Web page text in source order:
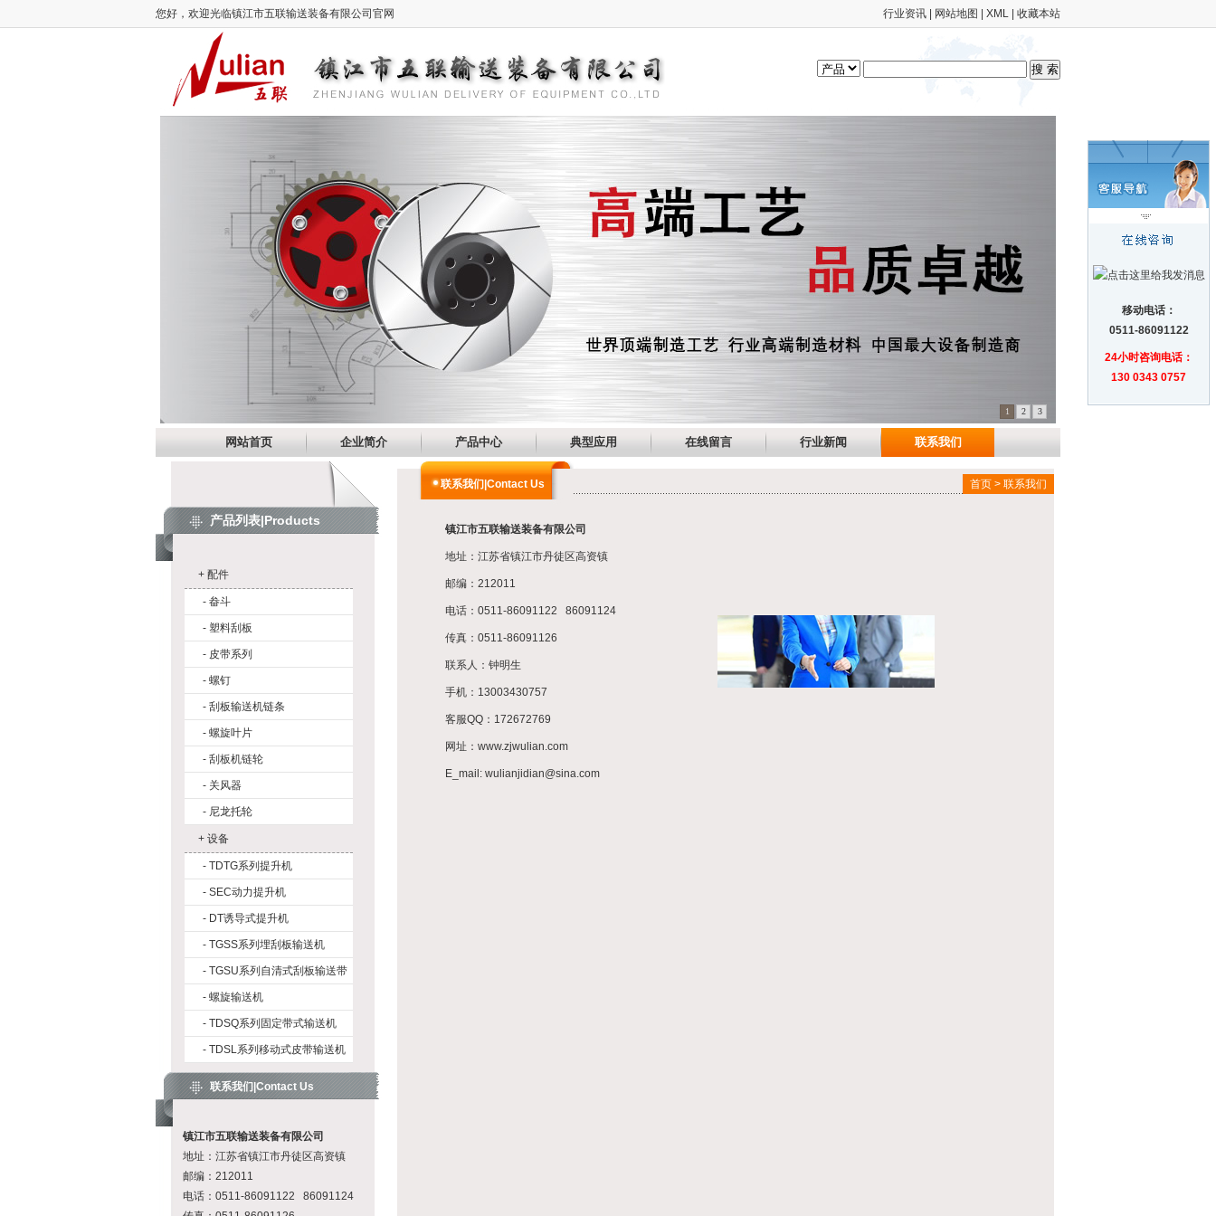
您好，欢迎光临镇江市五联输送装备有限公司官网 行业资讯 网站地图 XML 收藏本站
1 2 3
网站首页 企业简介 产品中心 典型应用 在线留言 行业新闻 联系我们
产品列表|Products
+ 配件
- 畚斗
- 塑料刮板
- 皮带系列
- 螺钉
- 刮板输送机链条
- 螺旋叶片
- 刮板机链轮
- 关风器
- 尼龙托轮
+ 设备
- TDTG系列提升机
- SEC动力提升机
- DT诱导式提升机
- TGSS系列埋刮板输送机
- TGSU系列自清式刮板输送带
- 螺旋输送机
- TDSQ系列固定带式输送机
- TDSL系列移动式皮带输送机
联系我们|Contact Us
镇江市五联输送装备有限公司
地址：江苏省镇江市丹徒区高资镇
邮编：212011
电话：0511-86091122 86091124
联系我们|Contact Us 首页 > 联系我们
镇江市五联输送装备有限公司
地址：江苏省镇江市丹徒区高资镇
邮编：212011
电话：0511-86091122 86091124
传真：0511-86091126
联系人：钟明生
手机：13003430757
客服QQ：172672769
网址：www.zjwulian.com
E_mail: wulianjidian@sina.com
移动电话：
0511-86091122
24小时咨询电话：
130 0343 0757